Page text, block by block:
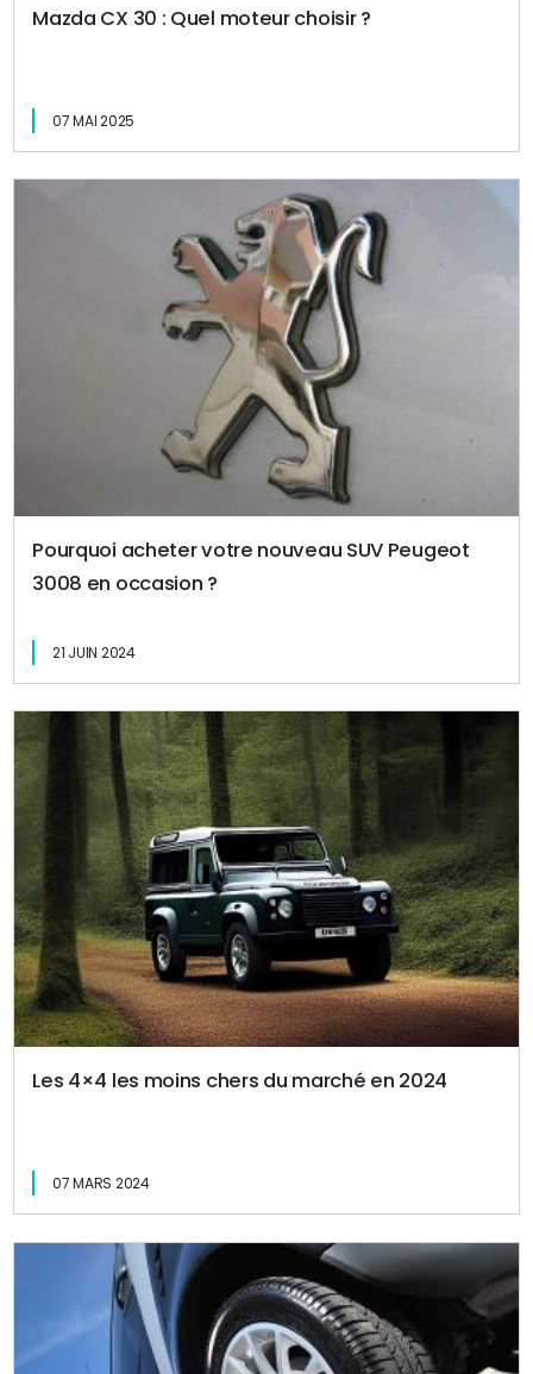
Mazda CX 30 : Quel moteur choisir ?
07 MAI 2025
Pourquoi acheter votre nouveau SUV Peugeot
3008 en occasion ?
21 JUIN 2024
Les 4×4 les moins chers du marché en 2024
07 MARS 2024